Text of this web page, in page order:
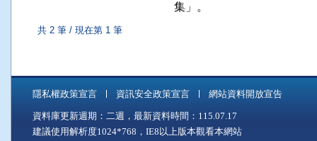
  集」。
共 2 筆 / 現在第 1 筆
隱私權政策宣言 資訊安全政策宣言 網站資料開放宣告
資料庫更新週期：二週，最新資料時間：115.07.17
建議使用解析度1024*768，IE8以上版本觀看本網站